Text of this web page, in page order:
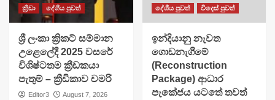
ක්‍රීඩා දේශීය පුවත්
​ශ්‍රී ලංකා ක්‍රිකට් සම්මාන
උළෙලේදී 2025 වසරේ
විශිෂ්ටතම ක්‍රීඩකයා
පැතුම් – ක්‍රීඩිකාව චමරි
Editor3
August 7, 2026
දේශීය පුවත් විදෙස් පුවත්
ඉන්දියානු නැවත
ගොඩනැගීමේ
(Reconstruction
Package) ආධාර
පැකේජය යටතේ තවත්